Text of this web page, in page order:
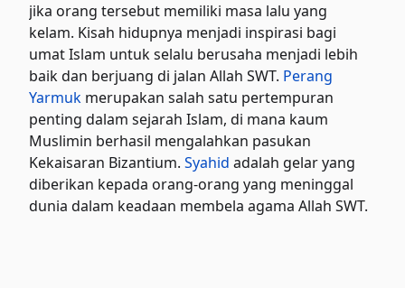
jika orang tersebut memiliki masa lalu yang
kelam. Kisah hidupnya menjadi inspirasi bagi
umat Islam untuk selalu berusaha menjadi lebih
baik dan berjuang di jalan Allah SWT. Perang
Yarmuk merupakan salah satu pertempuran
penting dalam sejarah Islam, di mana kaum
Muslimin berhasil mengalahkan pasukan
Kekaisaran Bizantium.Syahid adalah gelar yang
diberikan kepada orang-orang yang meninggal
dunia dalam keadaan membela agama Allah SWT.